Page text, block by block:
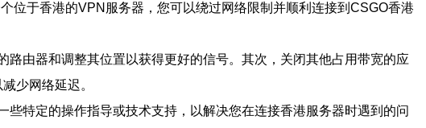
位于香港的VPN服务器，您可以绕过网络限制并顺利连接到CSGO香港
由器和调整其位置以获得更好的信号。其次，关闭其他占用带宽的应
少网络延迟。
特定的操作指导或技术支持，以解决您在连接香港服务器时遇到的问